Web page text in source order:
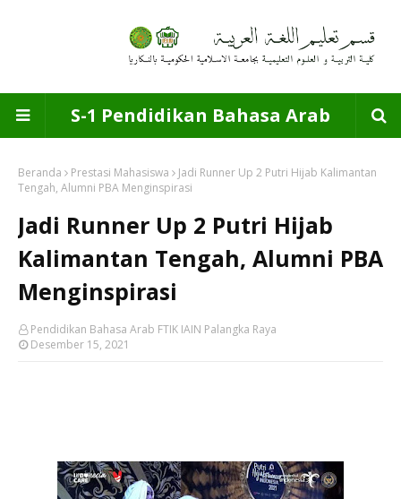
S-1 Pendidikan Bahasa Arab
Beranda Prestasi Mahasiswa
Jadi Runner Up 2 Putri Hijab Kalimantan
Tengah, Alumni PBA Menginspirasi
Jadi Runner Up 2 Putri Hijab
Kalimantan Tengah, Alumni PBA
Menginspirasi
Pendidikan Bahasa Arab FTIK IAIN Palangka Raya
Desember 15, 2021